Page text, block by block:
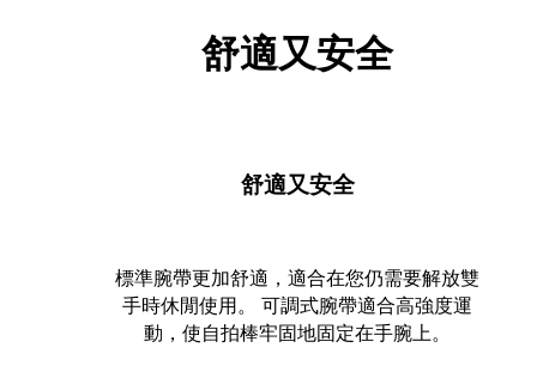
舒適又安全
舒適又安全
標準腕帶更加舒適，適合在您仍需要解放雙
手時休閒使用。 可調式腕帶適合高強度運
動，使自拍棒牢固地固定在手腕上。